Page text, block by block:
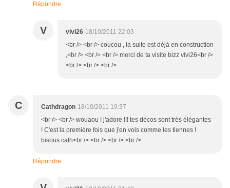
Répondre
V vivi26 18/10/2011 22:03
<br /> <br /> coucou , la suite est déjà en construction
,<br /> <br /> <br /> merci de ta visite bizz vivi26<br />
<br /> <br /> <br />
C Cathdragon 18/10/2011 19:37
<br /> <br /> wouaou ! j'adore !!! tes décos sont très élégantes
! C'est la première fois que j'en vois comme les tiennes !
bisous cath<br /> <br /> <br /> <br />
Répondre